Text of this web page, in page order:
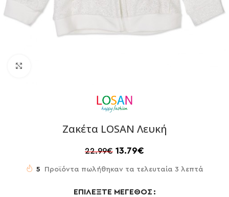
Ζακέτα LOSAN Λευκή
22.99€ 13.79€
5 Προϊόντα πωλήθηκαν τα τελευταία 3 λεπτά
ΕΠΙΛΈΞΤΕ ΜΈΓΕΘΟΣ